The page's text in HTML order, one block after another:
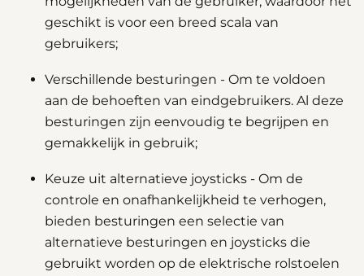
geschikt is voor een breed scala van
gebruikers;
Verschillende besturingen - Om te voldoen
aan de behoeften van eindgebruikers. Al deze
besturingen zijn eenvoudig te begrijpen en
gemakkelijk in gebruik;
Keuze uit alternatieve joysticks - Om de
controle en onafhankelijkheid te verhogen,
bieden besturingen een selectie van
alternatieve besturingen en joysticks die
gebruikt worden op de elektrische rolstoelen